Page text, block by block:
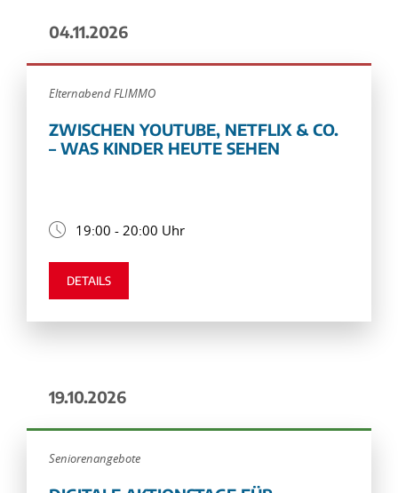
04.11.2026
Elternabend FLIMMO
ZWISCHEN YOUTUBE, NETFLIX & CO.
– WAS KINDER HEUTE SEHEN
19:00 - 20:00 Uhr
DETAILS
19.10.2026
Seniorenangebote